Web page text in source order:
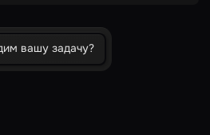
вашу задачу?